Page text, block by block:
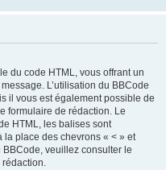
du code HTML, vous offrant un
L’utilisation du BBCode
il vous est également possible de
formulaire de rédaction. Le
HTML, les balises sont
la place des chevrons « < » et
BBCode, veuillez consulter le